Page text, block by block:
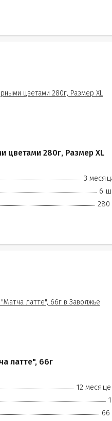
цветами 280г, Размер XL
3
6
280
латте", 66г
12
66